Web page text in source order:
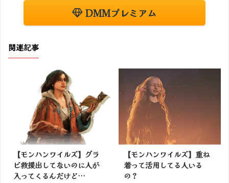
DMMプレミアム
関連記事
【モンハンワイルズ】グラ
ビ救援出してないのに人が
入ってくるんだけど…
【モンハンワイルズ】重ね
着って活用してる人いる
の？